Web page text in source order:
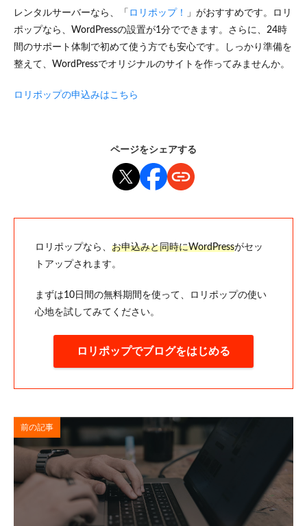
レンタルサーバーなら、「 ロリポップ！
」がおすすめです。ロリ
ポップなら、WordPressの設置が1分でできます。さらに、24時
間のサポート体制で初めて使う方でも安心です。しっかり準備を
整えて、WordPressでオリジナルのサイトを作ってみませんか。
ロリポップの申込みはこちら
ページをシェアする
ロリポップなら、 お申込みと同時にWordPressがセッ
トアップされます。
まずは10日間の無料期間を使って、ロリポップの使い
心地を試してみてください。
ロリポップでブログをはじめる
前の記事